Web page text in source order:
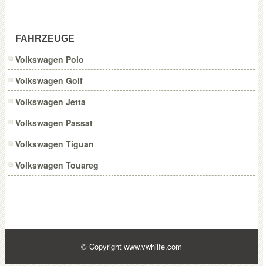
FAHRZEUGE
Volkswagen Polo
Volkswagen Golf
Volkswagen Jetta
Volkswagen Passat
Volkswagen Tiguan
Volkswagen Touareg
© Copyright www.vwhilfe.com